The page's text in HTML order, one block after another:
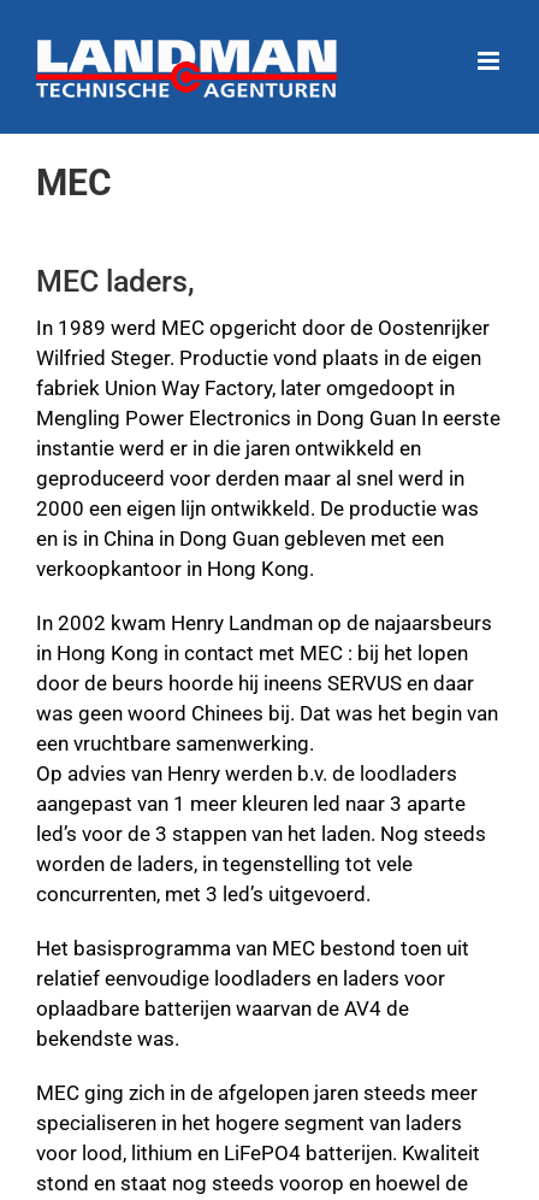
naar
inhoud
MEC
MEC laders,
In 1989 werd MEC opgericht door de Oostenrijker
Wilfried Steger. Productie vond plaats in de eigen
fabriek Union Way Factory, later omgedoopt in
Mengling Power Electronics in Dong Guan In eerste
instantie werd er in die jaren ontwikkeld en
geproduceerd voor derden maar al snel werd in
2000 een eigen lijn ontwikkeld. De productie was
en is in China in Dong Guan gebleven met een
verkoopkantoor in Hong Kong.
In 2002 kwam Henry Landman op de najaarsbeurs
in Hong Kong in contact met MEC : bij het lopen
door de beurs hoorde hij ineens SERVUS en daar
was geen woord Chinees bij. Dat was het begin van
een vruchtbare samenwerking.
Op advies van Henry werden b.v. de loodladers
aangepast van 1 meer kleuren led naar 3 aparte
led’s voor de 3 stappen van het laden. Nog steeds
worden de laders, in tegenstelling tot vele
concurrenten, met 3 led’s uitgevoerd.
Het basisprogramma van MEC bestond toen uit
relatief eenvoudige loodladers en laders voor
oplaadbare batterijen waarvan de AV4 de
bekendste was.
MEC ging zich in de afgelopen jaren steeds meer
specialiseren in het hogere segment van laders
voor lood, lithium en LiFePO4 batterijen. Kwaliteit
stond en staat nog steeds voorop en hoewel de